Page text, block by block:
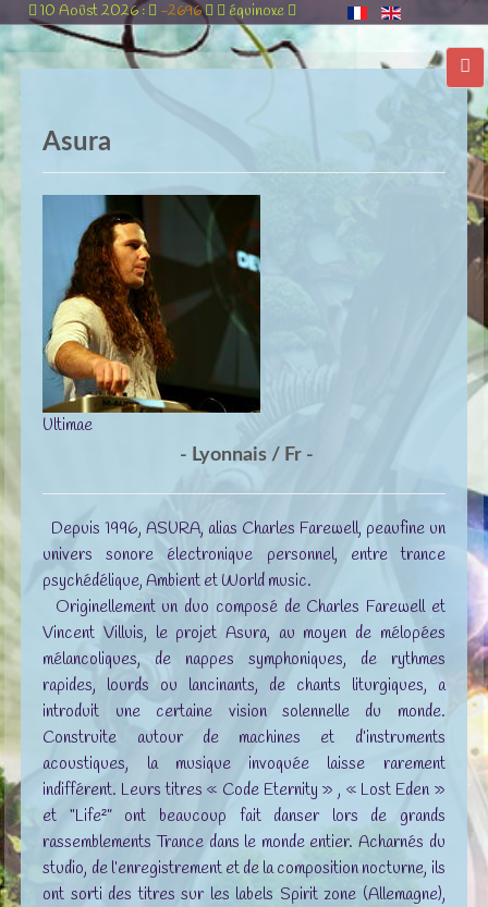
10 Aoûst 2026 : -2696 équinoxe
Asura
Ultimae
- Lyonnais / Fr -
Depuis 1996, ASURA, alias Charles Farewell, peaufine un
univers sonore électronique personnel, entre trance
psychédélique, Ambient et World music.
Originellement un duo composé de Charles Farewell et
Vincent Villuis, le projet Asura, au moyen de mélopées
mélancoliques, de nappes symphoniques, de rythmes
rapides, lourds ou lancinants, de chants liturgiques, a
introduit une certaine vision solennelle du monde.
Construite autour de machines et d’instruments
acoustiques, la musique invoquée laisse rarement
indifférent. Leurs titres « Code Eternity » , « Lost Eden »
et “Life²” ont beaucoup fait danser lors de grands
rassemblements Trance dans le monde entier. Acharnés du
studio, de l’enregistrement et de la composition nocturne, ils
ont sorti des titres sur les labels Spirit zone (Allemagne),